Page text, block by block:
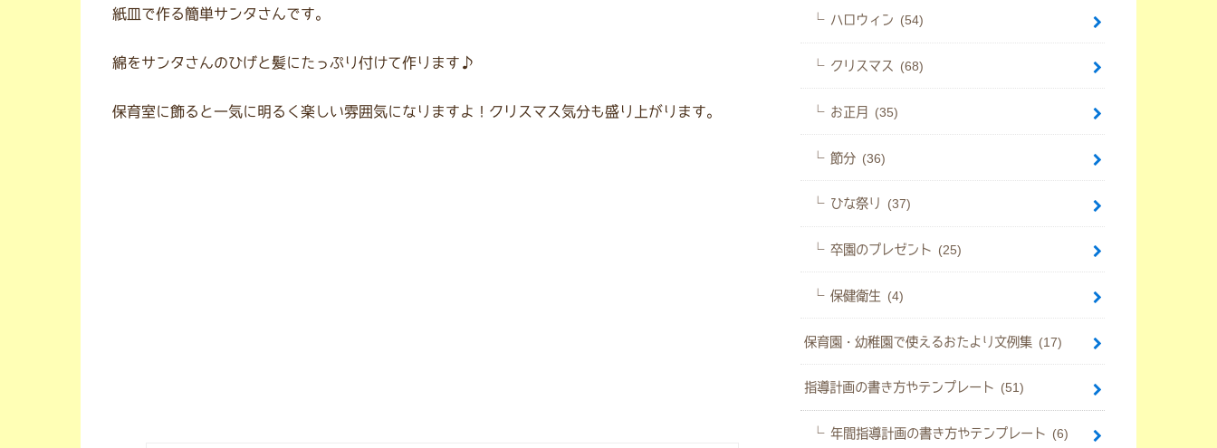
紙皿で作る簡単サンタさんです。
綿をサンタさんのひげと髪にたっぷり付けて作ります♪
保育室に飾ると一気に明るく楽しい雰囲気になりますよ！クリスマス気分も盛り上がります。
ハロウィン (54)
クリスマス (68)
お正月 (35)
節分 (36)
ひな祭り (37)
卒園のプレゼント (25)
保健衛生 (4)
保育園・幼稚園で使えるおたより文例集 (17)
指導計画の書き方やテンプレート (51)
年間指導計画の書き方やテンプレート (6)